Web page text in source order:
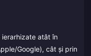
atât în
Google), cât și prin